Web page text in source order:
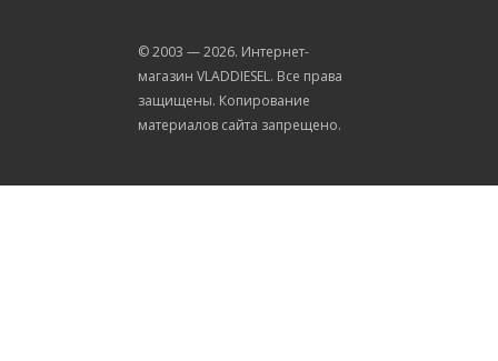
© 2003 —2026. Интернет-
магазин VLADDIESEL. Все права
защищены. Копирование
материалов сайта запрещено.